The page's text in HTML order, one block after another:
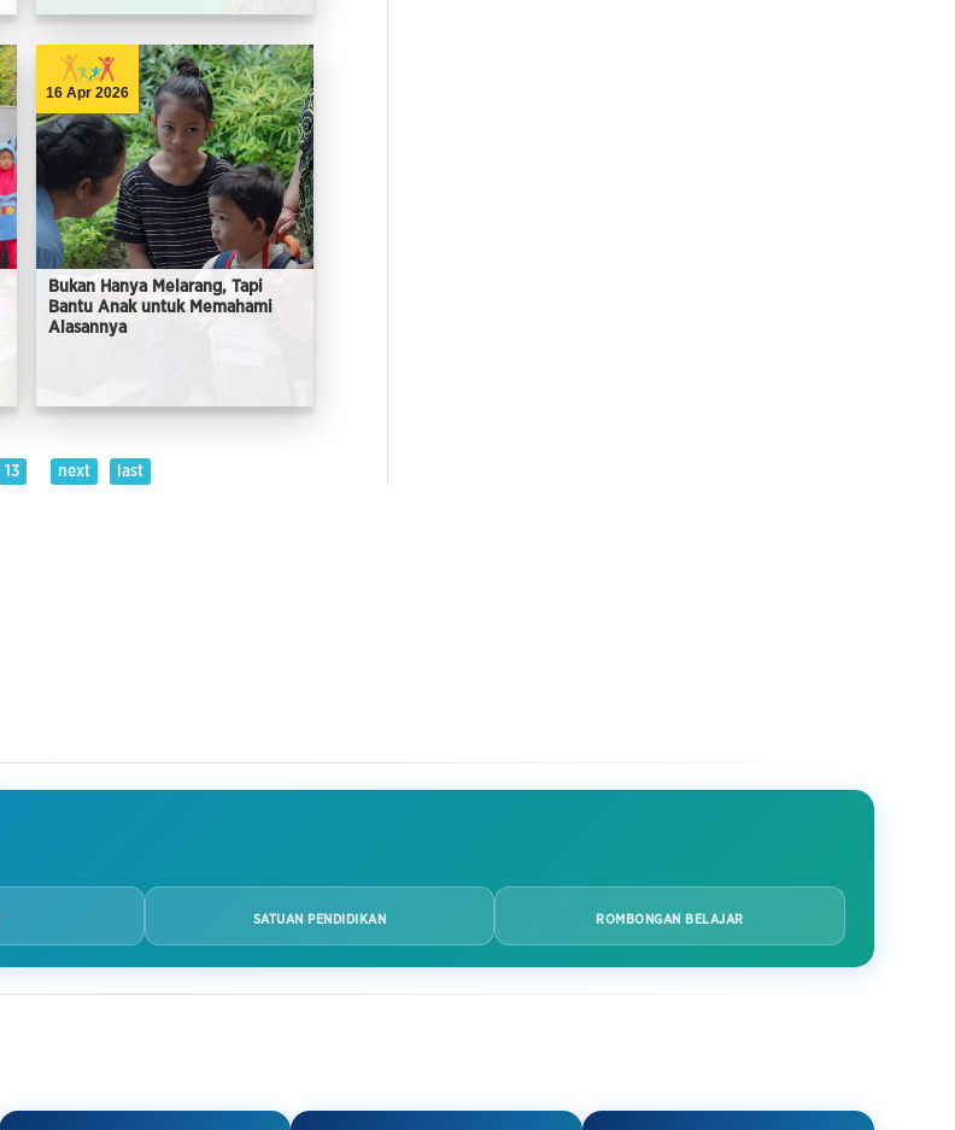
16 Apr 2026
Bukan Hanya Melarang, Tapi
Bantu Anak untuk Memahami
Alasannya
13 next last
SATUAN PENDIDIKAN ROMBONGAN BELAJAR